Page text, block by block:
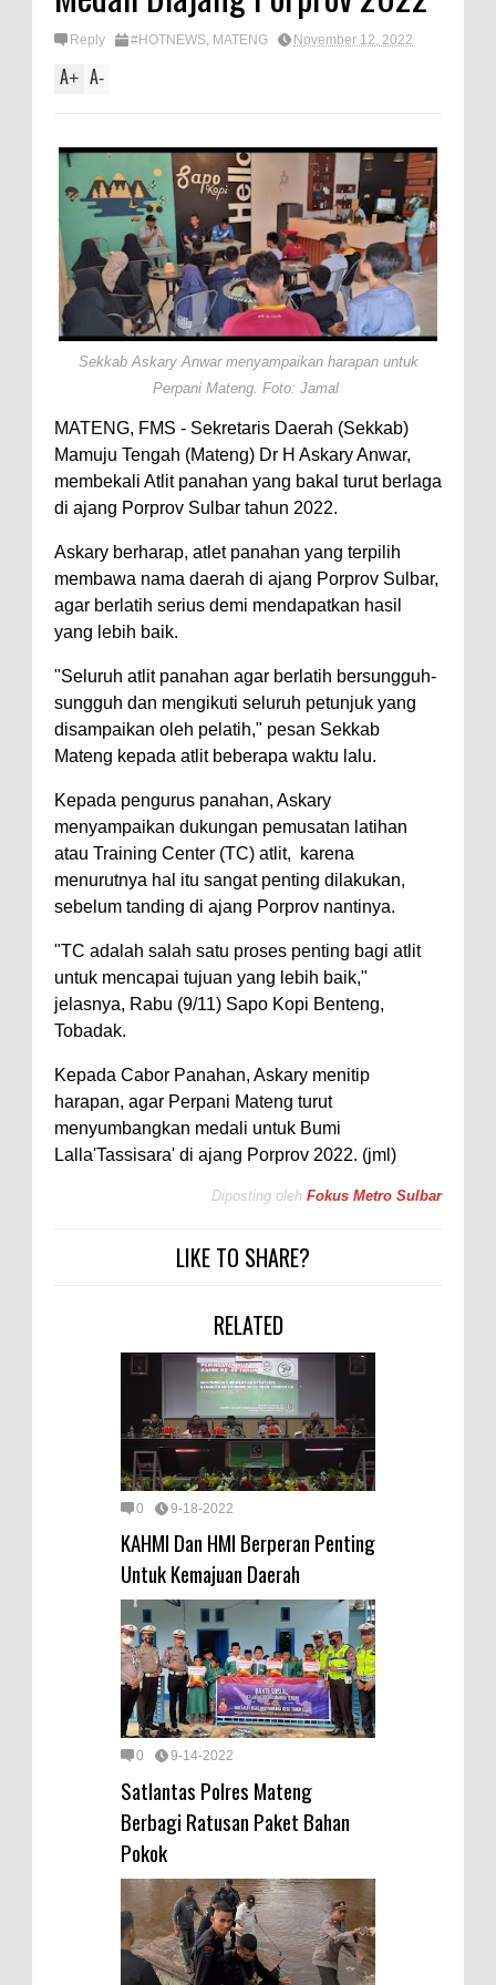
Reply #HOTNEWS, MATENG November 12, 2022
A+ A-
Sekkab Askary Anwar menyampaikan harapan untuk
Perpani Mateng. Foto: Jamal
MATENG, FMS - Sekretaris Daerah (Sekkab)
Mamuju Tengah (Mateng) Dr H Askary Anwar,
membekali Atlit panahan yang bakal turut berlaga
di ajang Porprov Sulbar tahun 2022.
Askary berharap, atlet panahan yang terpilih
membawa nama daerah di ajang Porprov Sulbar,
agar berlatih serius demi mendapatkan hasil
yang lebih baik.
"Seluruh atlit panahan agar berlatih bersungguh-
sungguh dan mengikuti seluruh petunjuk yang
disampaikan oleh pelatih," pesan Sekkab
Mateng kepada atlit beberapa waktu lalu.
Kepada pengurus panahan, Askary
menyampaikan dukungan pemusatan latihan
atau Training Center (TC) atlit, karena
menurutnya hal itu sangat penting dilakukan,
sebelum tanding di ajang Porprov nantinya.
"TC adalah salah satu proses penting bagi atlit
untuk mencapai tujuan yang lebih baik,"
jelasnya, Rabu (9/11) Sapo Kopi Benteng,
Tobadak.
Kepada Cabor Panahan, Askary menitip
harapan, agar Perpani Mateng turut
menyumbangkan medali untuk Bumi
Lalla'Tassisara' di ajang Porprov 2022. (jml)
Diposting oleh Fokus Metro Sulbar
LIKE TO SHARE?
RELATED
0 9-18-2022
KAHMI Dan HMI Berperan Penting
Untuk Kemajuan Daerah
0 9-14-2022
Satlantas Polres Mateng
Berbagi Ratusan Paket Bahan
Pokok